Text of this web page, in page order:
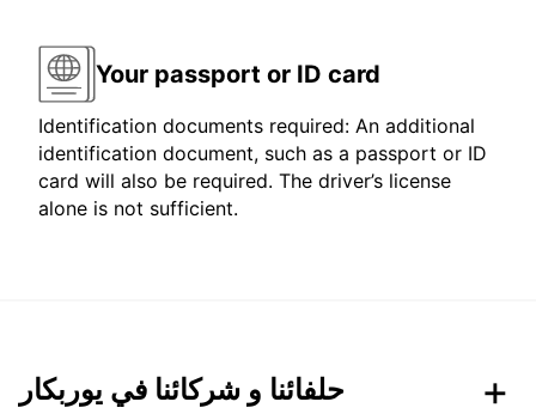
Your passport or ID card
Identification documents required: An additional
identification document, such as a passport or ID
card will also be required. The driver’s license
alone is not sufficient.
حلفائنا و شركائنا في يوربكار